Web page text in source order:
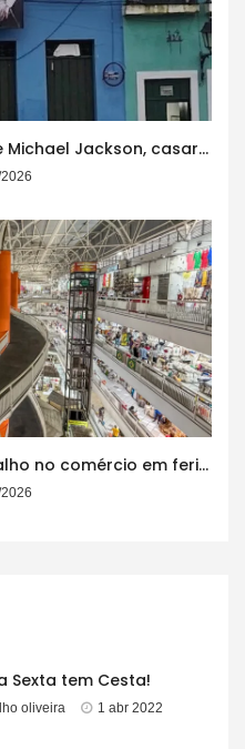
Cenário de clipe icônico de Michael Jackson, casarão azul no centro do Pelourinho enfrenta ordem de desocupação
Acordo regulamenta trabalho no comércio em feriados
Sexta tem Cesta!
oliveira 1 abr 2022